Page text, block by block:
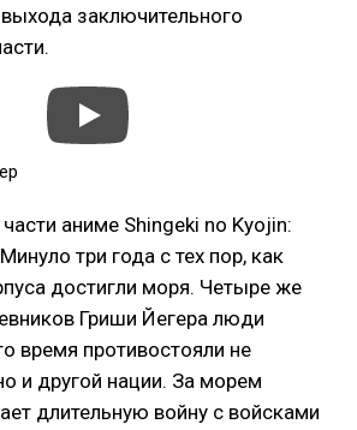
заключительного
аниме Shingeki no Kyojin:
три года с тех пор, как
достигли моря. Четыре же
Гриши Йегера люди
время противостояли не
и другой нации. За морем
длительную войну с войсками